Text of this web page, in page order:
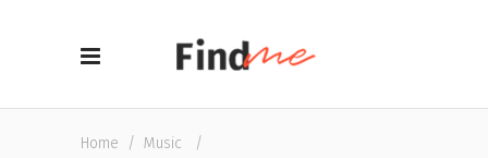
Home / Music
/